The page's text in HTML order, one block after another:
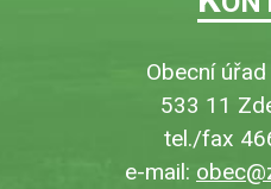
Obecní
533 11
tel./fax
e-mail: